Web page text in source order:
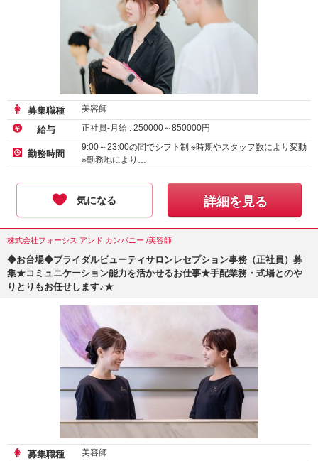
募集職種 美容師
給与 正社員-月給 : 250000～850000円
勤務時間
9:00～23:00の間でシフト制 ※時期やスタッフ数により変動
※勤務地により…
気になる 詳細を見る
株式会社フォーシス アンド カンパニー /美容師
◆お台場◆ブライダルビューティサロンレセプション事務（正社員）募
集★コミュニケーション能力を活かせるお仕事★手配業務・式場とのや
りとりもお任せします♪★
募集職種 美容師